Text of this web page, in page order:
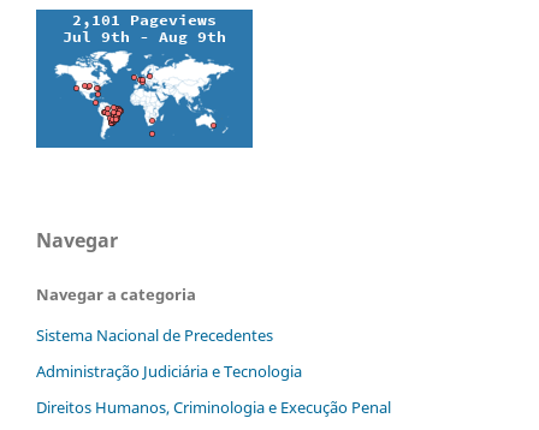
Navegar
Navegar a categoria
Sistema Nacional de Precedentes
Administração Judiciária e Tecnologia
Direitos Humanos, Criminologia e Execução Penal